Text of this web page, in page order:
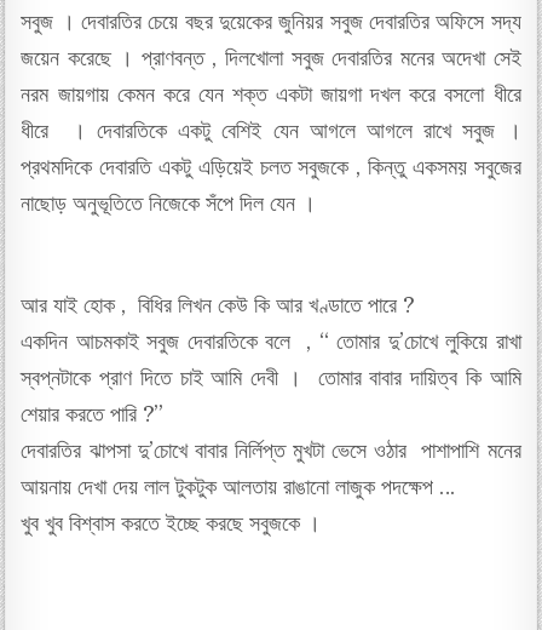
সবুজ । দেবারতির চেয়ে বছর দুয়েকের জুনিয়র সবুজ দেবারতির অফিসে সদ্য
জয়েন করেছে । প্রাণবন্ত , দিলখোলা সবুজ দেবারতির মনের অদেখা সেই
নরম জায়গায় কেমন করে যেন শক্ত একটা জায়গা দখল করে বসলো ধীরে
ধীরে । দেবারতিকে একটু বেশিই যেন আগলে আগলে রাখে সবুজ ।
প্রথমদিকে দেবারতি একটু এড়িয়েই চলত সবুজকে , কিন্তু একসময় সবুজের
নাছোড় অনুভূতিতে নিজেকে সঁপে দিল যেন ।
আর যাই হোক , বিধির লিখন কেউ কি আর খণ্ডাতে পারে ?
একদিন আচমকাই সবুজ দেবারতিকে বলে , “ তোমার দু’চোখে লুকিয়ে রাখা
স্বপ্নটাকে প্রাণ দিতে চাই আমি দেবী । তোমার বাবার দায়িত্ব কি আমি
শেয়ার করতে পারি ?”
দেবারতির ঝাপসা দু’চোখে বাবার নির্লিপ্ত মুখটা ভেসে ওঠার পাশাপাশি মনের
আয়নায় দেখা দেয় লাল টুকটুক আলতায় রাঙানো লাজুক পদক্ষেপ …
খুব খুব বিশ্বাস করতে ইচ্ছে করছে সবুজকে ।